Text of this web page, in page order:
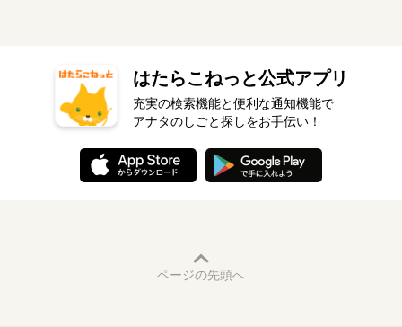
はたらこねっと公式アプリ
充実の検索機能と便利な通知機能で
アナタのしごと探しをお手伝い！
ページの先頭へ